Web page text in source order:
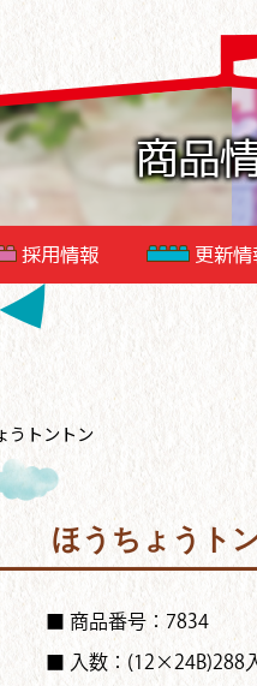
商品
採用情報 更新情
うトントン
ほうちょうト
■ 商品番号：7834
■ 入数：(12×24B)288